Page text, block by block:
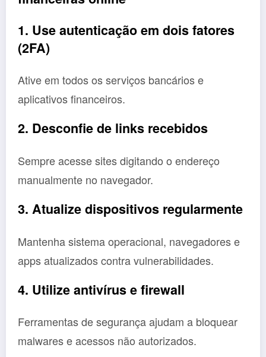
1. Use autenticação em dois fatores
(2FA)
Ative em todos os serviços bancários e
aplicativos financeiros.
2. Desconfie de links recebidos
Sempre acesse sites digitando o endereço
manualmente no navegador.
3. Atualize dispositivos regularmente
Mantenha sistema operacional, navegadores e
apps atualizados contra vulnerabilidades.
4. Utilize antivírus e firewall
Ferramentas de segurança ajudam a bloquear
malwares e acessos não autorizados.